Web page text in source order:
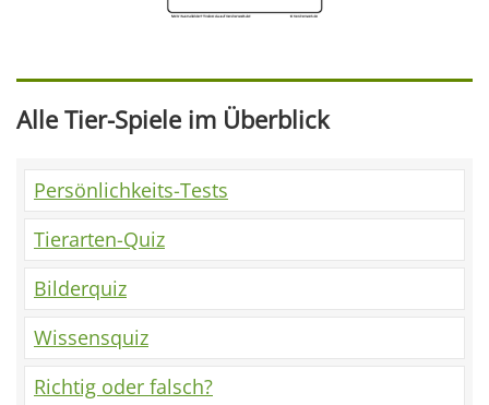
Alle Tier-Spiele im Überblick
Persönlichkeits-Tests
Tierarten-Quiz
Bilderquiz
Wissensquiz
Richtig oder falsch?